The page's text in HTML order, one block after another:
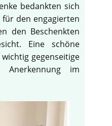
bedankten sich
den engagierten
den Beschenkten
Eine schöne
gegenseitige
Anerkennung im